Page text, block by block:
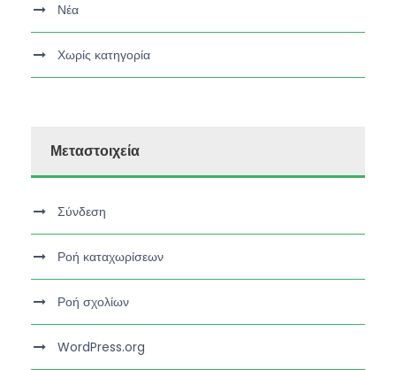
Νέα
Χωρίς κατηγορία
Μεταστοιχεία
Σύνδεση
Ροή καταχωρίσεων
Ροή σχολίων
WordPress.org